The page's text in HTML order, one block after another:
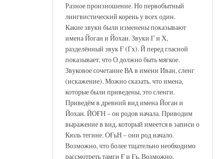
Разное произношение. Но первобытный
лингвистический корень у всех один.
Какие звуки были изменены показывают
имена Йоган и Йохан. Звуки Г и Х,
разделённый звук Ғ (Гх). Й перед гласной
показывает, что О должно быть мягкое.
Звуковое сочетание ВА в имени Иван, сленг
(искажение). Можно сказать, что имена,
которые были приведены, это сленги.
Приведём в древний вид имена Йоган и
Йохан. ЙОҒН – он родов начала. Приводим
выражение в вид, который имеется в записи о
Кюль тегине. ОҒьН – они род начало.
Возможно, что более тщательно необходимо
рассмотреть тамги Ғ и Ғь. Возможно,